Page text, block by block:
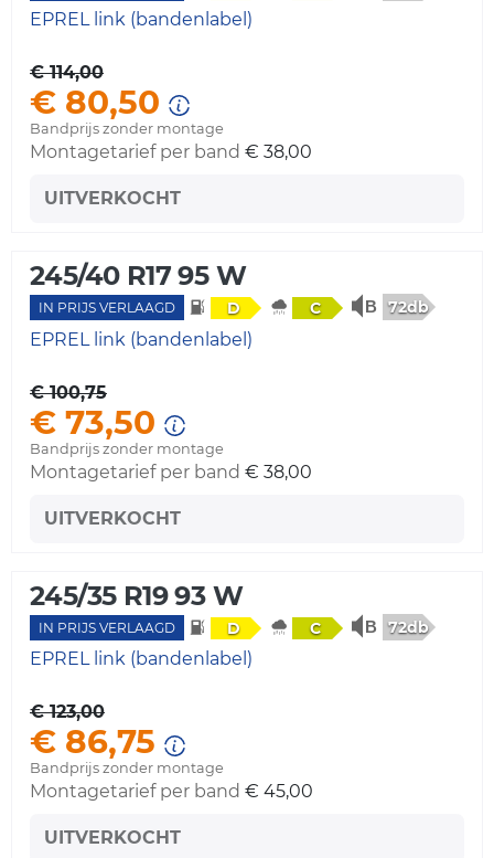
EPREL link (bandenlabel)
€ 114,00
€ 80,50
Bandprijs zonder montage
Montagetarief per band € 38,00
UITVERKOCHT
245/40 R17 95 W
IN PRIJS VERLAAGD D C 72db
EPREL link (bandenlabel)
€ 100,75
€ 73,50
Bandprijs zonder montage
Montagetarief per band € 38,00
UITVERKOCHT
245/35 R19 93 W
IN PRIJS VERLAAGD D C 72db
EPREL link (bandenlabel)
€ 123,00
€ 86,75
Bandprijs zonder montage
Montagetarief per band € 45,00
UITVERKOCHT